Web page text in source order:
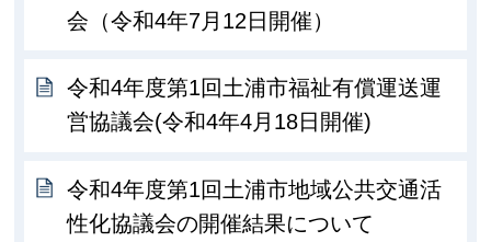
会（令和4年7月12日開催）
令和4年度第1回土浦市福祉有償運送運
営協議会(令和4年4月18日開催)
令和4年度第1回土浦市地域公共交通活
性化協議会の開催結果について